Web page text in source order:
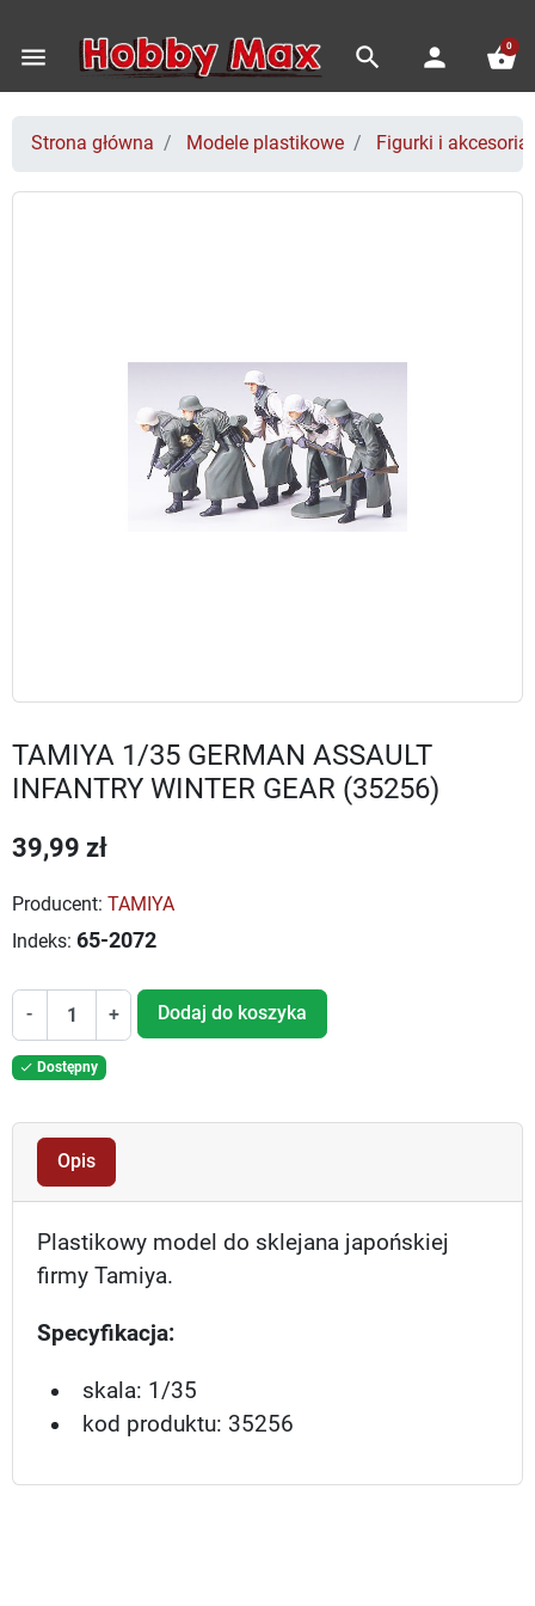
menu search person shopping_basket
0
Strona główna Modele plastikowe Figurki i akcesoria
TAMIYA 1/35 GERMAN ASSAULT
INFANTRY WINTER GEAR (35256)
39,99 zł
Producent: TAMIYA
Indeks: 65-2072
- + Dodaj do koszyka
 Dostępny
Opis
Plastikowy model do sklejana japońskiej
firmy Tamiya.
Specyfikacja:
skala: 1/35
kod produktu: 35256